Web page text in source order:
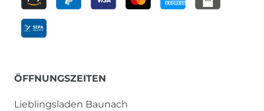
ÖFFNUNGSZEITEN
Lieblingsladen Baunach